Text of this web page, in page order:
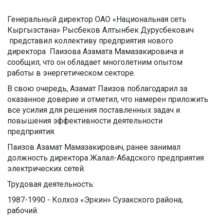
Генеральный директор ОАО «Национальная сеть
Кыргызстана» Рысбеков Алтынбек Дурусбекович
представил коллективу предприятия нового
директора Паизова Азамата Мамазакировича и
сообщил, что он обладает многолетним опытом
работы в энергетическом секторе.
В свою очередь, Азамат Паизов поблагодарил за
оказанное доверие и отметил, что намерен приложить
все усилия для решения поставленных задач и
повышения эффективности деятельности
предприятия.
Паизов Азамат Мамазакирович, ранее занимал
должность директора Жалал-Абадского предприятия
электрических сетей.
Трудовая деятельность:
1987-1990 - Колхоз «Эркин» Сузакского района,
рабочий.